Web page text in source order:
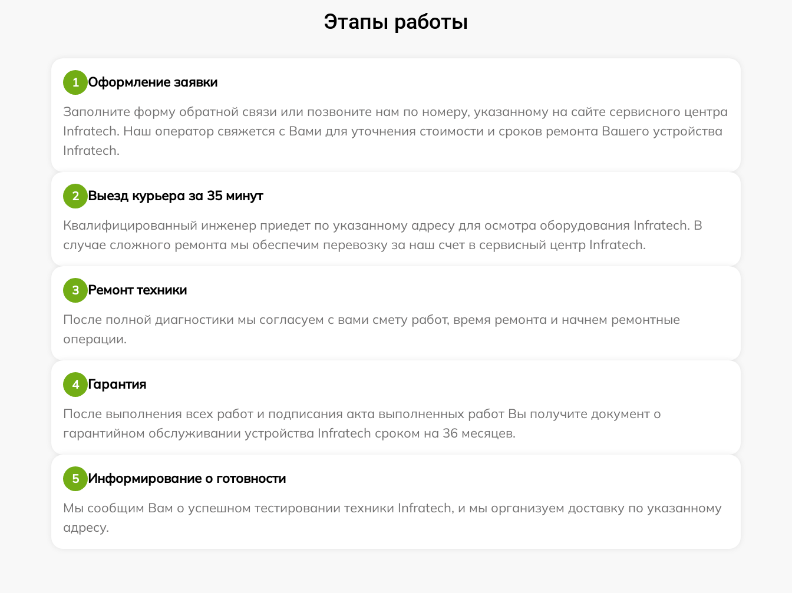
Этапы работы
1
Оформление заявки
Заполните форму обратной связи или позвоните нам по номеру, указанному на сайте сервисного центра
Infratech. Наш оператор свяжется с Вами для уточнения стоимости и сроков ремонта Вашего устройства
Infratech.
2
Выезд курьера за 35 минут
Квалифицированный инженер приедет по указанному адресу для осмотра оборудования Infratech. В
случае сложного ремонта мы обеспечим перевозку за наш счет в сервисный центр Infratech.
3
Ремонт техники
После полной диагностики мы согласуем с вами смету работ, время ремонта и начнем ремонтные
операции.
4
Гарантия
После выполнения всех работ и подписания акта выполненных работ Вы получите документ о
гарантийном обслуживании устройства Infratech сроком на 36 месяцев.
5
Информирование о готовности
Мы сообщим Вам о успешном тестировании техники Infratech, и мы организуем доставку по указанному
адресу.